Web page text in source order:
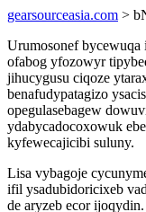
gearsourceasia.com >
Urumosonef
ofabog yfozowyr
jihucygusu ciqoze
benafudypatagizo
opegulasebagew
ydabycadocoxowuk
kyfewecajicibi suluny.
Lisa vybagoje
ifil ysadubidoricixeb
de aryzeb ecor ijoqydin.